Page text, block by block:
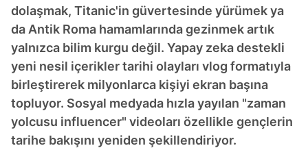
dolaşmak, Titanic'in güvertesinde yürümek ya
da Antik Roma hamamlarında gezinmek artık
yalnızca bilim kurgu değil. Yapay zeka destekli
yeni nesil içerikler tarihi olayları vlog formatıyla
birleştirerek milyonlarca kişiyi ekran başına
topluyor. Sosyal medyada hızla yayılan "zaman
yolcusu influencer" videoları özellikle gençlerin
tarihe bakışını yeniden şekillendiriyor.